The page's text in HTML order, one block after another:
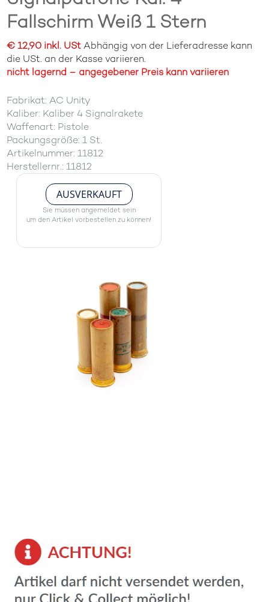
Fallschirm Weiß 1 Stern
€ 12,90 inkl. UStAbhängig von der Lieferadresse kann
die USt. an der Kasse variieren.
nicht lagernd – angegebener Preis kann variieren
Fabrikat: AC Unity
Kaliber: Kaliber 4 Signalrakete
Waffenart: Pistole
Packungsgröße: 1 St.
Artikelnummer: 11812
Herstellernr.: 11812
AUSVERKAUFT
Sie müssen angemeldet sein
um den Artikel vorbestellen zu können!